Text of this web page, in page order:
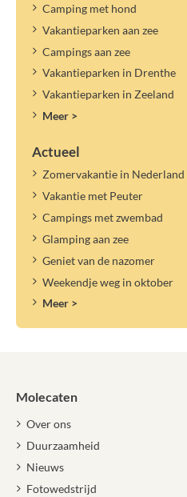
Camping met hond
Vakantieparken aan zee
Campings aan zee
Vakantieparken in Drenthe
Vakantieparken in Zeeland
Meer >
Actueel
Zomervakantie in Nederland
Vakantie met Peuter
Campings met zwembad
Glamping aan zee
Geniet van de nazomer
Weekendje weg in oktober
Meer >
Molecaten
Over ons
Duurzaamheid
Nieuws
Fotowedstrijd